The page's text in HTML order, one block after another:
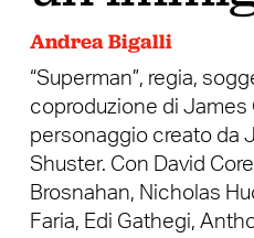
Andrea Bigalli
“Superman”, regia,
coproduzione di James
personaggio creato da
Shuster. Con David
Brosnahan, Nicholas
Faria, Edi Gathegi,